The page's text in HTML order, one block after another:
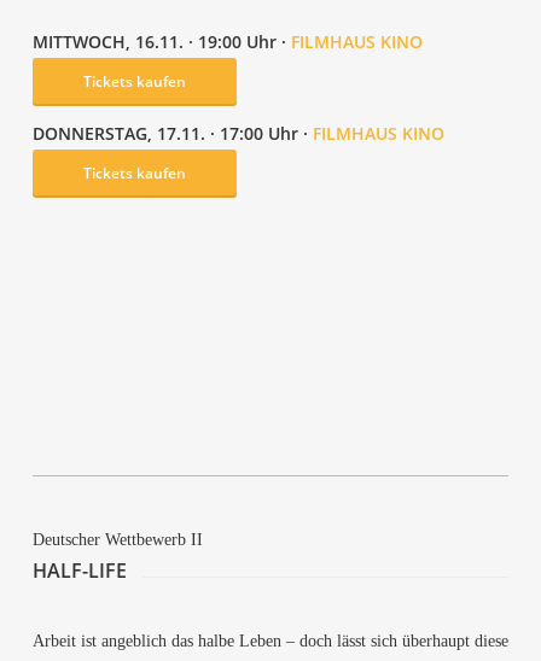
MITT­WOCH, 16.11. · 19:00 Uhr · FILM­HAUS KINO
Tickets kau­fen
DON­NERS­TAG, 17.11. · 17:00 Uhr · FILM­HAUS KINO
Tickets kau­fen
Deut­scher Wett­be­werb II
HALF-LIFE
Arbeit ist angeb­lich das hal­be Leben – doch lässt sich über­haupt die­se